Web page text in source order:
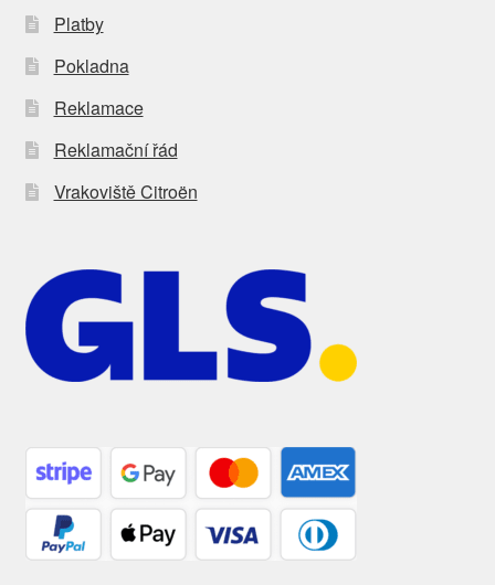
Platby
Pokladna
Reklamace
Reklamační řád
Vrakoviště Citroën